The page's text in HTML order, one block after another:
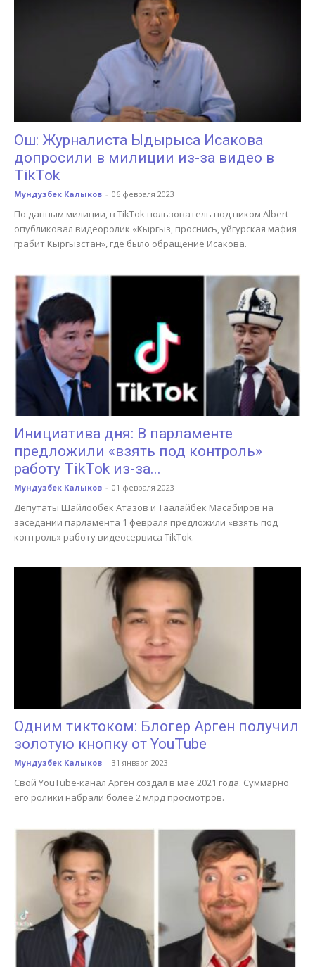
Ош: Журналиста Ыдырыса Исакова
допросили в милиции из-за видео в
TikTok
Мундузбек Калыков - 06 февраля 2023
По данным милиции, в TikTok пользователь под ником Albert
опубликовал видеоролик «Кыргыз, проснись, уйгурская мафия
грабит Кыргызстан», где было обращение Исакова.
Инициатива дня: В парламенте
предложили «взять под контроль»
работу TikTok из-за...
Мундузбек Калыков - 01 февраля 2023
Депутаты Шайлообек Атазов и Таалайбек Масабиров на
заседании парламента 1 февраля предложили «взять под
контроль» работу видеосервиса TikTok.
Одним тиктоком: Блогер Арген получил
золотую кнопку от YouTube
Мундузбек Калыков - 31 января 2023
Свой YouTube-канал Арген создал в мае 2021 года. Суммарно
его ролики набрали более 2 млрд просмотров.